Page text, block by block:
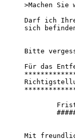
>Machen
Darf ich
sich
Bitte
Für das
Mit